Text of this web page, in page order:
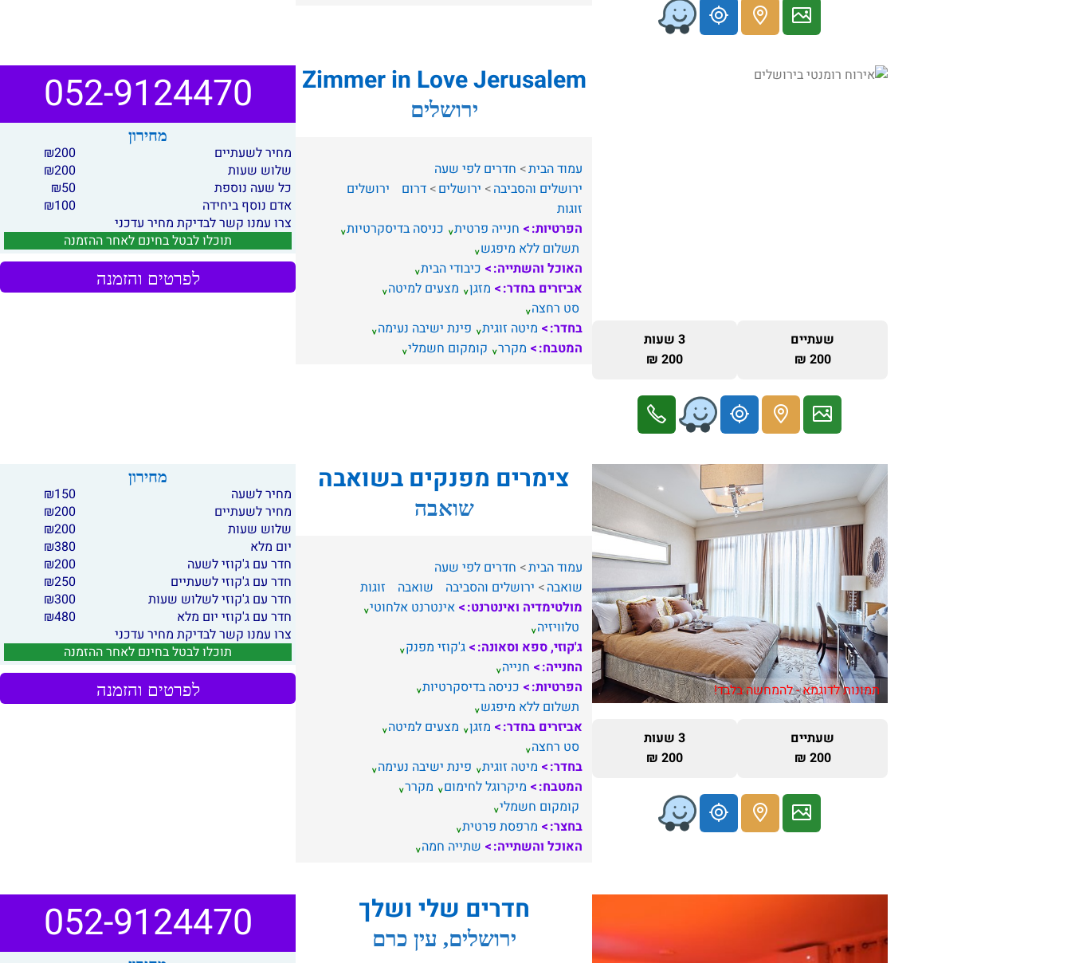
שעתיים
200 ₪
3 שעות
200 ₪
Zimmer in Love Jerusalem
ירושלים
עמוד הבית
חדרים לפי שעה
ירושלים והסביבה
ירושלים דרום
ירושלים
זוגות
הפרטיות:
חנייה פרטית כניסה בדיסקרטיות
תשלום ללא מיפגש
האוכל והשתייה:
כיבודי הבית
אביזרים בחדר:
מזגן מצעים למיטה
סט רחצה
בחדר:
מיטה זוגית פינת ישיבה נעימה
המטבח:
מקרר קומקום חשמלי
052-9124470
מחירון
מחיר לשעתיים 200
₪
שלוש שעות
200
₪
כל שעה נוספת
50
₪
אדם נוסף ביחידה
100
₪
צרו עמנו קשר לבדיקת מחיר עדכני
תוכלו לבטל בחינם לאחר ההזמנה
לפרטים והזמנה
תמונות לדוגמא - להמחשה בלבד!
שעתיים
200 ₪
3 שעות
200 ₪
צימרים מפנקים בשואבה
שואבה
עמוד הבית
חדרים לפי שעה
שואבה
ירושלים והסביבה שואבה
זוגות
מולטימדיה ואינטרנט:
אינטרנט אלחוטי
טלוויזיה
ג'קוזי, ספא וסאונה:
ג'קוזי מפנק
החנייה:
חנייה
הפרטיות:
כניסה בדיסקרטיות
תשלום ללא מיפגש
אביזרים בחדר:
מזגן מצעים למיטה
סט רחצה
בחדר:
מיטה זוגית פינת ישיבה נעימה
המטבח:
מיקרוגל לחימום
מקרר
קומקום חשמלי
בחצר:
מרפסת פרטית
האוכל והשתייה:
שתייה חמה
מחירון
מחיר לשעה 150
₪
מחיר לשעתיים
200
₪
שלוש שעות
200
₪
יום מלא
380
₪
חדר עם ג'קוזי לשעה
200
₪
חדר עם ג'קוזי לשעתיים
250
₪
חדר עם ג'קוזי לשלוש שעות
300
₪
חדר עם ג'קוזי יום מלא
480
₪
צרו עמנו קשר לבדיקת מחיר עדכני
תוכלו לבטל בחינם לאחר ההזמנה
לפרטים והזמנה
חדרים שלי ושלך
ירושלים, עין כרם 052-9124470